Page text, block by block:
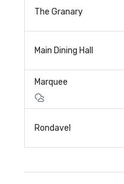
The Granary
Main Dining Hall
Marquee
Rondavel